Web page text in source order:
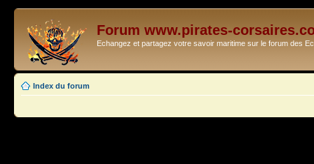
Forum www.pirates-
Echangez et partagez votre savoir maritime sur le forum des
Index du forum